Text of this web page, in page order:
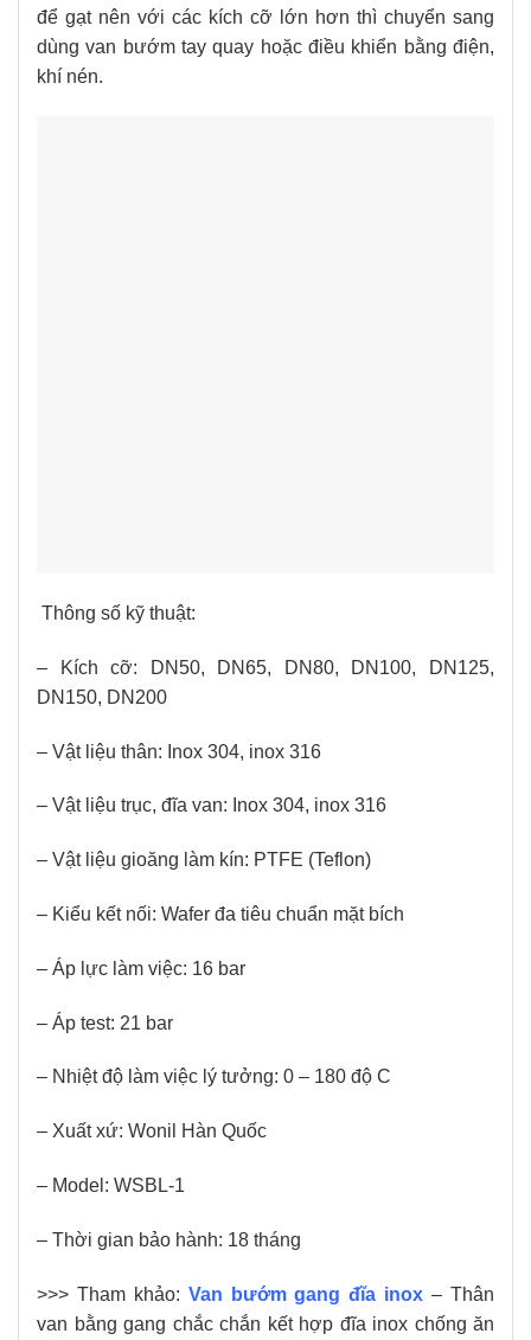
để gạt nên với các kích cỡ lớn hơn thì chuyển sang
dùng van bướm tay quay hoặc điều khiển bằng điện,
khí nén.
Thông số kỹ thuật:
– Kích cỡ: DN50, DN65, DN80, DN100, DN125,
DN150, DN200
– Vật liệu thân: Inox 304, inox 316
– Vật liệu trục, đĩa van: Inox 304, inox 316
– Vật liệu gioăng làm kín: PTFE (Teflon)
– Kiểu kết nối: Wafer đa tiêu chuẩn mặt bích
– Áp lực làm việc: 16 bar
– Áp test: 21 bar
– Nhiệt độ làm việc lý tưởng: 0 – 180 độ C
– Xuất xứ: Wonil Hàn Quốc
– Model: WSBL-1
– Thời gian bảo hành: 18 tháng
>>> Tham khảo: Van bướm gang đĩa inox – Thân
van bằng gang chắc chắn kết hợp đĩa inox chống ăn